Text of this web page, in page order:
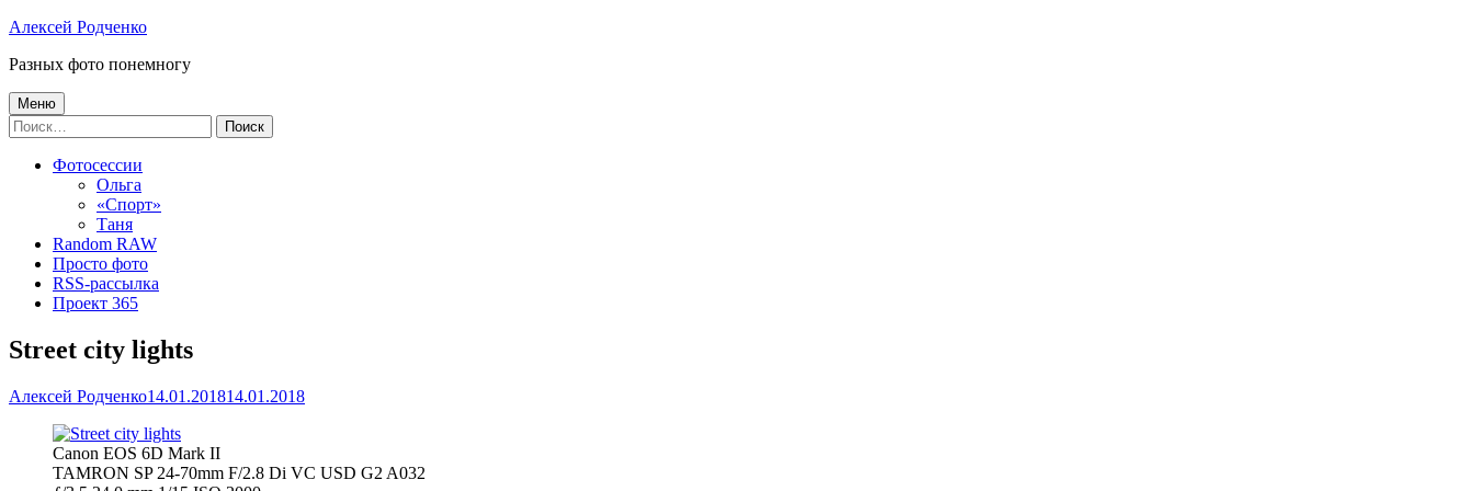
Перейти
содержимому
Алексей Родченко
Разных фото понемногу
Основное
меню
Меню
Найти:
Фотосессии
Ольга
«Спорт»
Таня
Random RAW
Просто фото
RSS-рассылка
Проект 365
Street city lights
Автор
Алексей РодченкоОпубликовано
14.01.201814.01.2018
Canon EOS 6D Mark II
TAMRON SP 24-70mm F/2.8 Di VC USD G2 A032